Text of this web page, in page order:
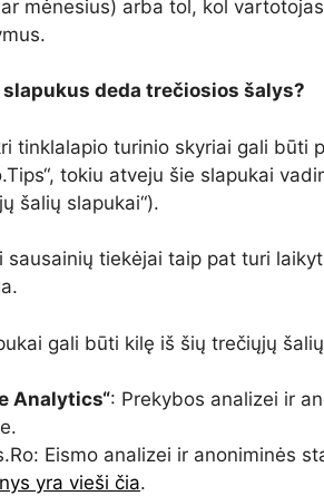
mėnesius) arba tol, kol
slapukus deda trečiosios šalys?
tinklalapio turinio skyriai gali būti
tokiu atveju šie slapukai
šalių slapukai“).
sausainių tiekėjai taip pat turi
gali būti kilę iš šių trečiųjų
Analytics“: Prekybos analizei ir
Eismo analizei ir anoniminės
yra vieši čia.